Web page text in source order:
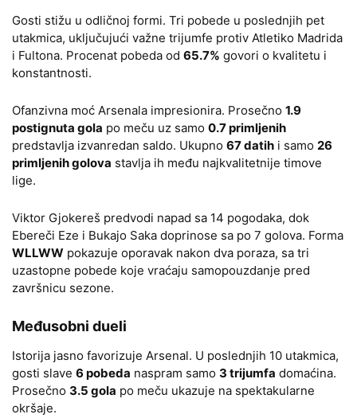
Gosti stižu u odličnoj formi. Tri pobede u poslednjih pet
utakmica, uključujući važne trijumfe protiv Atletiko Madrida
i Fultona. Procenat pobeda od 65.7% govori o kvalitetu i
konstantnosti.
Ofanzivna moć Arsenala impresionira. Prosečno 1.9
postignuta gola po meču uz samo 0.7 primljenih
predstavlja izvanredan saldo. Ukupno 67 datih i samo 26
primljenih golova stavlja ih među najkvalitetnije timove
lige.
Viktor Gjokereš predvodi napad sa 14 pogodaka, dok
Ebereči Eze i Bukajo Saka doprinose sa po 7 golova. Forma
WLLWW pokazuje oporavak nakon dva poraza, sa tri
uzastopne pobede koje vraćaju samopouzdanje pred
završnicu sezone.
Međusobni dueli
Istorija jasno favorizuje Arsenal. U poslednjih 10 utakmica,
gosti slave 6 pobeda naspram samo 3 trijumfa domaćina.
Prosečno 3.5 gola po meču ukazuje na spektakularne
okršaje.